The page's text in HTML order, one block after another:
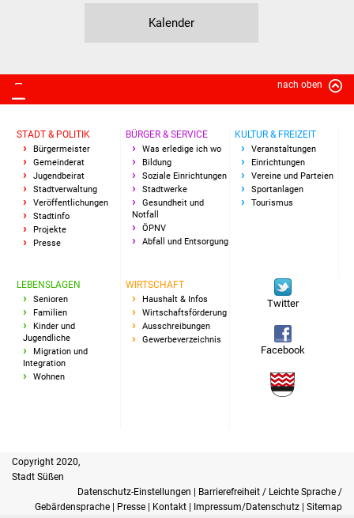
Zehntscheuer
Kulturhalle
Vereine und Parteien
Sportanlagen
Tourismus
Schwäbischer Albtrauf
Lebenslagen
Kalender
nach oben
STADT & POLITIK
Bürgermeister
Gemeinderat
Jugendbeirat
Stadtverwaltung
Veröffentlichungen
Stadtinfo
Projekte
Presse
BÜRGER & SERVICE
Was erledige ich wo
Bildung
Soziale Einrichtungen
Stadtwerke
Gesundheit und
Notfall
ÖPNV
Abfall und Entsorgung
KULTUR & FREIZEIT
Veranstaltungen
Einrichtungen
Vereine und Parteien
Sportanlagen
Tourismus
LEBENSLAGEN
Senioren
Familien
Kinder und
Jugendliche
Migration und
Integration
Wohnen
WIRTSCHAFT
Haushalt & Infos
Wirtschaftsförderung
Ausschreibungen
Gewerbeverzeichnis
Twitter
Facebook
Copyright 2020,
Stadt Süßen
Datenschutz-Einstellungen | Barrierefreiheit / Leichte Sprache /
Gebärdensprache | Presse | Kontakt | Impressum/Datenschutz | Sitemap